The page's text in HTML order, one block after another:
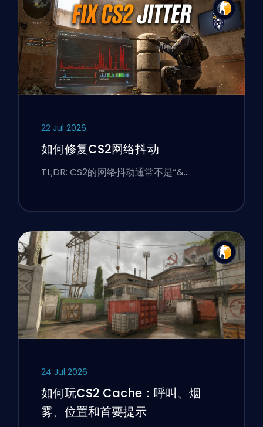
22 Jul 2026
如何修复CS2网络抖动
TL;DR: CS2的网络抖动通常不是“&…
24 Jul 2026
如何玩CS2 Cache：呼叫、烟
雾、位置和首要提示